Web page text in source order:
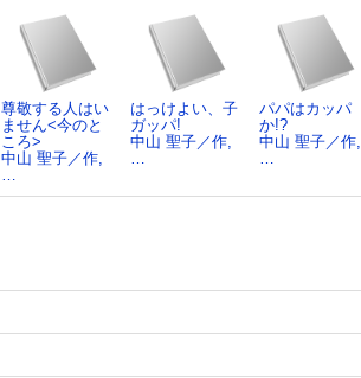
尊敬する人はい
ません<今のと
ころ>
中山 聖子／作,
…
はっけよい、子
ガッパ!
中山 聖子／作,
…
パパはカッパ
か!?
中山 聖子／作,
…